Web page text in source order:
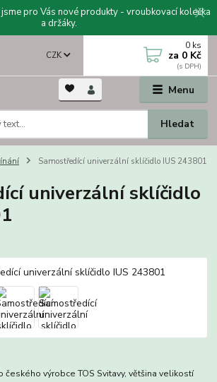
pro Vás nové produkty - vroubkovací kolečka
a držáky.
Menu
CZK
Hledat
0 ks
za 0 Kč
Samostředící univerzální sklíčidlo IUS 243801
univerzální sklíčidlo
českého výrobce TOS Svitavy, většina velikostí